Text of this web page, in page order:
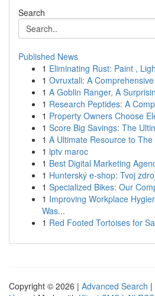
Search
Published News
1 Eliminating Rust: Paint ,
1 Ovruxtali: A
1 A Goblin Ranger, A
1 Research Peptides: A
1 Property Owners Choose
1 Score Big Savings: The
1 A Ultimate Resource to
1 iptv maroc
1 Best Digital Marketing
1 Hunterský e-shop: Tvoj
1 Specialized Bikes: Our
1 Improving Workplace
Was...
1 Red Footed Tortoises for
Copyright © 2026 | Advanced Search |